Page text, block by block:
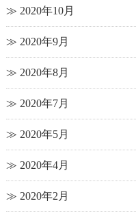
2020年10月
2020年9月
2020年8月
2020年7月
2020年5月
2020年4月
2020年2月